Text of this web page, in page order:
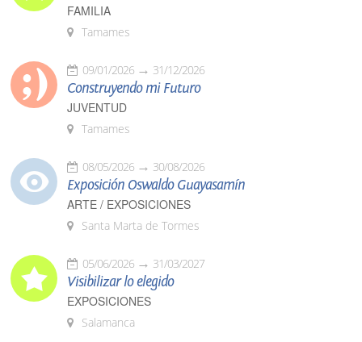
FAMILIA
Tamames
09/01/2026 31/12/2026
Construyendo mi Futuro
JUVENTUD
Tamames
08/05/2026 30/08/2026
Exposición Oswaldo Guayasamín
ARTE / EXPOSICIONES
Santa Marta de Tormes
05/06/2026 31/03/2027
Visibilizar lo elegido
EXPOSICIONES
Salamanca